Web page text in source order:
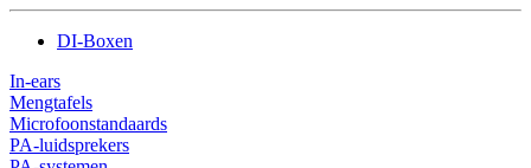
DI-Boxen
In-ears
Mengtafels
Microfoonstandaards
PA-luidsprekers